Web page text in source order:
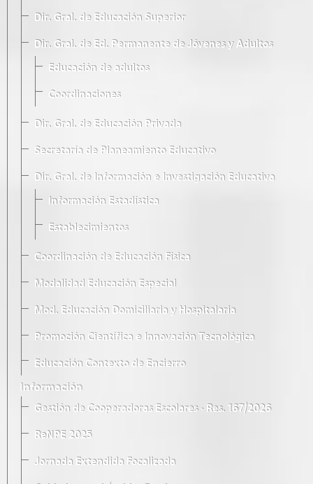
Dir. Gral. de Educación Superior
Dir. Gral. de Ed. Permanente de Jóvenes y Adultos
Educación de adultos
Coordinaciones
Dir. Gral. de Educación Privada
Secretaría de Planeamiento Educativo
Dir. Gral. de Información e Investigación Educativa
Información Estadística
Establecimientos
Coordinación de Educación Física
Modalidad Educación Especial
Mod. Educación Domiciliaria y Hospitalaria
Promoción Científica e Innovación Tecnológica
Educación Contexto de Encierro
Información
Gestión de Cooperadoras Escolares · Res. 167/2026
ReNPE 2025
Jornada Extendida Focalizada